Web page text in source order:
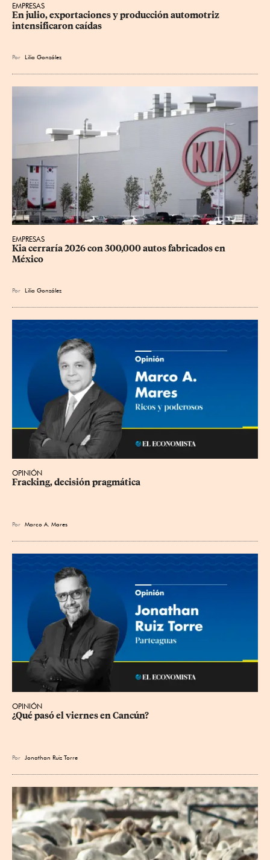
EMPRESAS
En julio, exportaciones y producción automotriz
intensificaron caídas
Por Lilia González
EMPRESAS
Kia cerraría 2026 con 300,000 autos fabricados en
México
Por Lilia González
OPINIÓN
Fracking, decisión pragmática
Por Marco A. Mares
OPINIÓN
¿Qué pasó el viernes en Cancún?
Por Jonathan Ruiz Torre